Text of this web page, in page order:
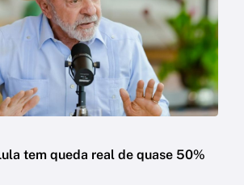
tem queda real de quase 50%